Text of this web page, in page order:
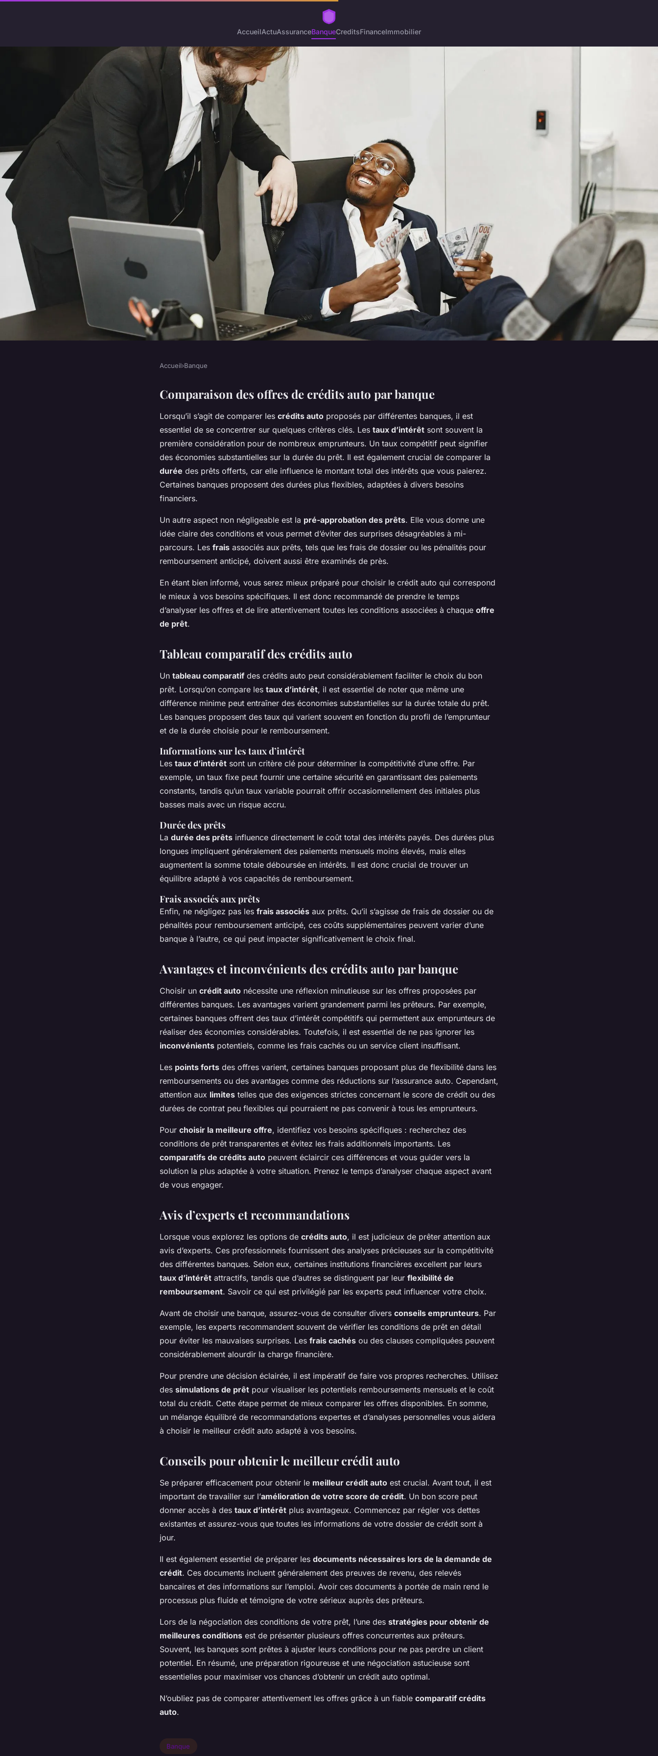
AccueilActuAssuranceBanqueCreditsFinanceImmobilier
Comparatif des crédits auto par
Accueil›Banque
Comparaison des offres de crédits auto par banque
Lorsqu’il s’agit de comparer les crédits auto proposés par différentes banques, il est
essentiel de se concentrer sur quelques critères clés. Les taux d’intérêt sont souvent la
première considération pour de nombreux emprunteurs. Un taux compétitif peut signifier
des économies substantielles sur la durée du prêt. Il est également crucial de comparer la
durée des prêts offerts, car elle influence le montant total des intérêts que vous paierez.
Certaines banques proposent des durées plus flexibles, adaptées à divers besoins
financiers.
Un autre aspect non négligeable est la pré-approbation des prêts. Elle vous donne une
idée claire des conditions et vous permet d’éviter des surprises désagréables à mi-
parcours. Les frais associés aux prêts, tels que les frais de dossier ou les pénalités pour
remboursement anticipé, doivent aussi être examinés de près.
En étant bien informé, vous serez mieux préparé pour choisir le crédit auto qui correspond
le mieux à vos besoins spécifiques. Il est donc recommandé de prendre le temps
d’analyser les offres et de lire attentivement toutes les conditions associées à chaque offre
de prêt.
Tableau comparatif des crédits auto
Un tableau comparatif des crédits auto peut considérablement faciliter le choix du bon
prêt. Lorsqu’on compare les taux d’intérêt, il est essentiel de noter que même une
différence minime peut entraîner des économies substantielles sur la durée totale du prêt.
Les banques proposent des taux qui varient souvent en fonction du profil de l’emprunteur
et de la durée choisie pour le remboursement.
Informations sur les taux d’intérêt
Les taux d’intérêt sont un critère clé pour déterminer la compétitivité d’une offre. Par
exemple, un taux fixe peut fournir une certaine sécurité en garantissant des paiements
constants, tandis qu’un taux variable pourrait offrir occasionnellement des initiales plus
basses mais avec un risque accru.
Durée des prêts
La durée des prêts influence directement le coût total des intérêts payés. Des durées plus
longues impliquent généralement des paiements mensuels moins élevés, mais elles
augmentent la somme totale déboursée en intérêts. Il est donc crucial de trouver un
équilibre adapté à vos capacités de remboursement.
Frais associés aux prêts
Enfin, ne négligez pas les frais associés aux prêts. Qu’il s’agisse de frais de dossier ou de
pénalités pour remboursement anticipé, ces coûts supplémentaires peuvent varier d’une
banque à l’autre, ce qui peut impacter significativement le choix final.
Avantages et inconvénients des crédits auto par banque
Choisir un crédit auto nécessite une réflexion minutieuse sur les offres proposées par
différentes banques. Les avantages varient grandement parmi les prêteurs. Par exemple,
certaines banques offrent des taux d’intérêt compétitifs qui permettent aux emprunteurs de
réaliser des économies considérables. Toutefois, il est essentiel de ne pas ignorer les
inconvénients potentiels, comme les frais cachés ou un service client insuffisant.
Les points forts des offres varient, certaines banques proposant plus de flexibilité dans les
remboursements ou des avantages comme des réductions sur l’assurance auto. Cependant,
attention aux limites telles que des exigences strictes concernant le score de crédit ou des
durées de contrat peu flexibles qui pourraient ne pas convenir à tous les emprunteurs.
Pour choisir la meilleure offre, identifiez vos besoins spécifiques : recherchez des
conditions de prêt transparentes et évitez les frais additionnels importants. Les
comparatifs de crédits auto peuvent éclaircir ces différences et vous guider vers la
solution la plus adaptée à votre situation. Prenez le temps d’analyser chaque aspect avant
de vous engager.
Avis d’experts et recommandations
Lorsque vous explorez les options de crédits auto, il est judicieux de prêter attention aux
avis d’experts. Ces professionnels fournissent des analyses précieuses sur la compétitivité
des différentes banques. Selon eux, certaines institutions financières excellent par leurs
taux d’intérêt attractifs, tandis que d’autres se distinguent par leur flexibilité de
remboursement. Savoir ce qui est privilégié par les experts peut influencer votre choix.
Avant de choisir une banque, assurez-vous de consulter divers conseils emprunteurs. Par
exemple, les experts recommandent souvent de vérifier les conditions de prêt en détail
pour éviter les mauvaises surprises. Les frais cachés ou des clauses compliquées peuvent
considérablement alourdir la charge financière.
Pour prendre une décision éclairée, il est impératif de faire vos propres recherches. Utilisez
des simulations de prêt pour visualiser les potentiels remboursements mensuels et le coût
total du crédit. Cette étape permet de mieux comparer les offres disponibles. En somme,
un mélange équilibré de recommandations expertes et d’analyses personnelles vous aidera
à choisir le meilleur crédit auto adapté à vos besoins.
Conseils pour obtenir le meilleur crédit auto
Se préparer efficacement pour obtenir le meilleur crédit auto est crucial. Avant tout, il est
important de travailler sur l’amélioration de votre score de crédit. Un bon score peut
donner accès à des taux d’intérêt plus avantageux. Commencez par régler vos dettes
existantes et assurez-vous que toutes les informations de votre dossier de crédit sont à
jour.
Il est également essentiel de préparer les documents nécessaires lors de la demande de
crédit. Ces documents incluent généralement des preuves de revenu, des relevés
bancaires et des informations sur l’emploi. Avoir ces documents à portée de main rend le
processus plus fluide et témoigne de votre sérieux auprès des prêteurs.
Lors de la négociation des conditions de votre prêt, l’une des stratégies pour obtenir de
meilleures conditions est de présenter plusieurs offres concurrentes aux prêteurs.
Souvent, les banques sont prêtes à ajuster leurs conditions pour ne pas perdre un client
potentiel. En résumé, une préparation rigoureuse et une négociation astucieuse sont
essentielles pour maximiser vos chances d’obtenir un crédit auto optimal.
N’oubliez pas de comparer attentivement les offres grâce à un fiable comparatif crédits
auto.
Banque